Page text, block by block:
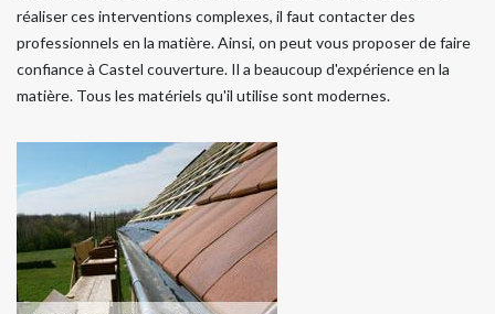
réaliser ces interventions complexes, il faut contacter des
professionnels en la matière. Ainsi, on peut vous proposer de faire
confiance à Castel couverture. Il a beaucoup d'expérience en la
matière. Tous les matériels qu'il utilise sont modernes.